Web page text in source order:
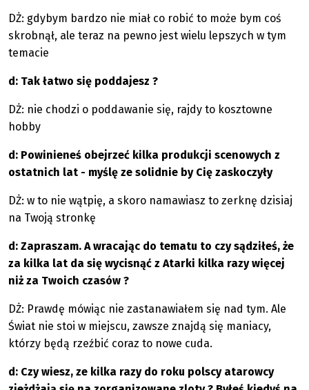
DŻ: gdybym bardzo nie miał co robić to może bym coś
skrobnął, ale teraz na pewno jest wielu lepszych w tym
temacie
d: Tak łatwo się poddajesz ?
DŻ: nie chodzi o poddawanie się, rajdy to kosztowne
hobby
d: Powinieneś obejrzeć kilka produkcji scenowych z
ostatnich lat - myślę ze solidnie by Cię zaskoczyły
DŻ: w to nie wątpię, a skoro namawiasz to zerknę dzisiaj
na Twoją stronkę
d: Zapraszam. A wracając do tematu to czy sądziłeś, że
za kilka lat da się wycisnąć z Atarki kilka razy więcej
niż za Twoich czasów ?
DŻ: Prawdę mówiąc nie zastanawiałem się nad tym. Ale
Świat nie stoi w miejscu, zawsze znajdą się maniacy,
którzy będą rzeźbić coraz to nowe cuda.
d: Czy wiesz, ze kilka razy do roku polscy atarowcy